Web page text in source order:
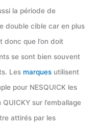
la période de
double cible car en plus
donc que l’on doit
se sont bien souvent
Les marques utilisent
pour NESQUICK les
sur l’emballage
attirés par les